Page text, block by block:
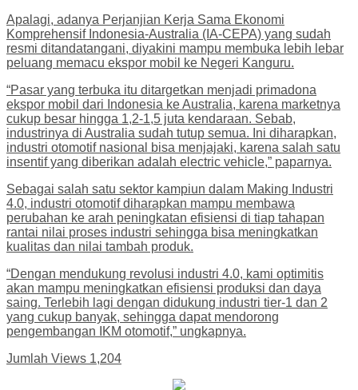
Apalagi, adanya Perjanjian Kerja Sama Ekonomi
Komprehensif Indonesia-Australia (IA-CEPA) yang sudah
resmi ditandatangani, diyakini mampu membuka lebih lebar
peluang memacu ekspor mobil ke Negeri Kanguru.
“Pasar yang terbuka itu ditargetkan menjadi primadona
ekspor mobil dari Indonesia ke Australia, karena marketnya
cukup besar hingga 1,2-1,5 juta kendaraan. Sebab,
industrinya di Australia sudah tutup semua. Ini diharapkan,
industri otomotif nasional bisa menjajaki, karena salah satu
insentif yang diberikan adalah electric vehicle,” paparnya.
Sebagai salah satu sektor kampiun dalam Making Industri
4.0, industri otomotif diharapkan mampu membawa
perubahan ke arah peningkatan efisiensi di tiap tahapan
rantai nilai proses industri sehingga bisa meningkatkan
kualitas dan nilai tambah produk.
“Dengan mendukung revolusi industri 4.0, kami optimitis
akan mampu meningkatkan efisiensi produksi dan daya
saing. Terlebih lagi dengan didukung industri tier-1 dan 2
yang cukup banyak, sehingga dapat mendorong
pengembangan IKM otomotif,” ungkapnya.
Jumlah Views 1,204